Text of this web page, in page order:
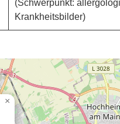
(Schwerpunkt:
Krankheitsbilder)
×